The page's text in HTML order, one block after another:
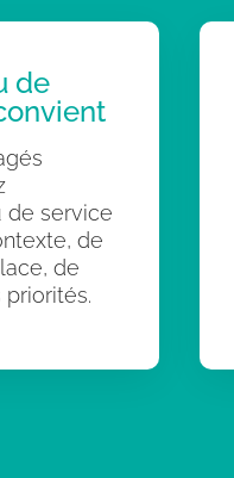
de
de service
de
de